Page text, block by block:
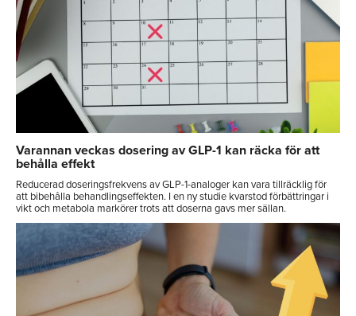
Varannan veckas dosering av GLP-1 kan räcka för att
behålla effekt
Reducerad doseringsfrekvens av GLP-1-analoger kan vara tillräcklig för
att bibehålla behandlingseffekten. I en ny studie kvarstod förbättringar i
vikt och metabola markörer trots att doserna gavs mer sällan.